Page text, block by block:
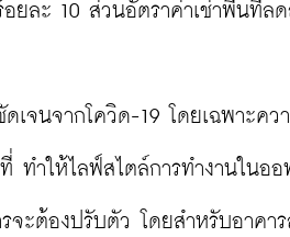
ยละ 10 ส่วนอัตราค่าเช่าพื้นที่ล
จนจากโควิด-19 โดยเฉพาะคว
ทำให้ไลฟ์สไตล์การทำงานในอ
จะต้องปรับตัว โดยสำหรับอาคา